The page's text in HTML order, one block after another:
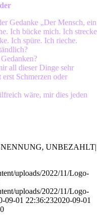
Gedanke „Der Mensch, ein
Ich bücke mich. Ich strecke
Ich spüre. Ich rieche.
all dieser Dinge sehr
Schmerzen oder
wäre, mir dies jeden
UNBEZAHLT|
uploads/2022/11/Logo-
uploads/2022/11/Logo-
09-01 22:36:232020-09-01